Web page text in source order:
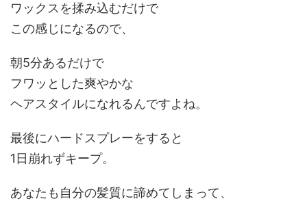
ワックスを揉み込むだけで
この感じになるので、
朝5分あるだけで
フワッとした爽やかな
ヘアスタイルになれるんですよね。
最後にハードスプレーをすると
1日崩れずキープ。
あなたも自分の髪質に諦めてしまって、